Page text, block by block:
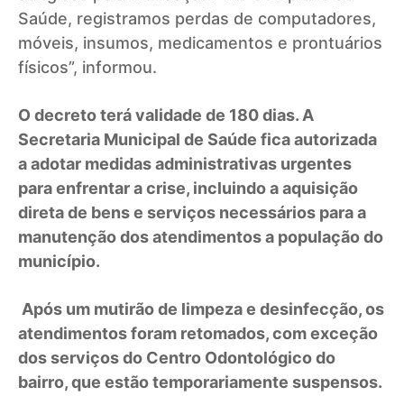
Saúde, registramos perdas de computadores,
móveis, insumos, medicamentos e prontuários
físicos”, informou.
O decreto terá validade de 180 dias. A
Secretaria Municipal de Saúde fica autorizada
a adotar medidas administrativas urgentes
para enfrentar a crise, incluindo a aquisição
direta de bens e serviços necessários para a
manutenção dos atendimentos a população do
município.
Após um mutirão de limpeza e desinfecção, os
atendimentos foram retomados, com exceção
dos serviços do Centro Odontológico do
bairro, que estão temporariamente suspensos.